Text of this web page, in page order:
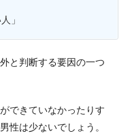
」
と判断する要因の一つ
できていなかったりす
性は少ないでしょう。